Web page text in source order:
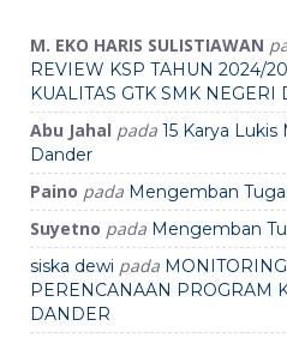
M. EKO HARIS SULISTIAWAN
REVIEW KSP TAHUN 2024/
KUALITAS GTK SMK
Abu Jahal pada 15 Karya Lukis
Dander
Paino pada Mengemban
Suyetno pada Mengemban
siska dewi pada
PERENCANAAN PROGRAM
DANDER